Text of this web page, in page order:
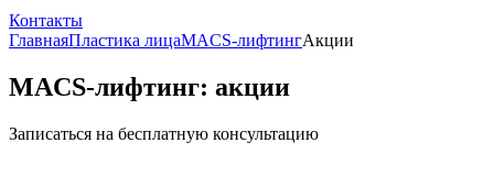
Контакты
ГлавнаяПластика лицаMACS-лифтингАкции
MACS-лифтинг: акции
Записаться на бесплатную консультацию